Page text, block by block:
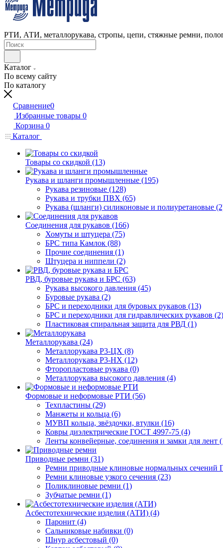
РТИ, АТИ, металлорукава, стропы, цепи, стяжные ремни,
Каталог
По всему сайту
По каталогу
Сравнение0
Избранные товары 0
Корзина 0
Каталог
Товары со скидкой (13)
Рукава и шланги промышленные (195)
Рукава резиновые (128)
Рукава и трубки ПВХ (65)
Рукава (шланги) силиконовые и полиуретановые
Соединения для рукавов (166)
Хомуты и штуцера (75)
БРС типа Камлок (88)
Прочие соединения (1)
Штуцера и ниппели (2)
РВД, буровые рукава и БРС (63)
Рукава высокого давления (45)
Буровые рукава (2)
БРС и переходники для буровых рукавов (13)
БРС и переходники для гидравлических рукавов (2)
Пластиковая спиральная защита для РВД (1)
Металлорукава (24)
Металлорукава Р3-ЦХ (8)
Металлорукава Р3-НХ (12)
Фторопластовые рукава (0)
Металлорукава высокого давления (4)
Формовые и неформовые РТИ (56)
Техпластины (29)
Манжеты и кольца (6)
МУВП кольца, звёздочки, втулки (16)
Ковры диэлектрические ГОСТ 4997-75 (4)
Ленты конвейерные, соединения и замки для лент
Приводные ремни (31)
Ремни приводные клиновые нормальных сечений
Ремни клиновые узкого сечения (23)
Поликлиновые ремни (1)
Зубчатые ремни (1)
Асбестотехнические изделия (АТИ) (4)
Паронит (4)
Сальниковые набивки (0)
Шнур асбестовый (0)